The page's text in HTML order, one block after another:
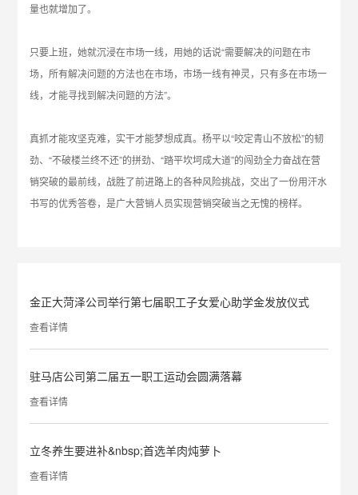
量也就增加了。
只要上班，她就沉浸在市场一线，用她的话说“需要解决的问题在市
场，所有解决问题的方法也在市场，市场一线有神灵，只有多在市场一
线，才能寻找到解决问题的方法”。
真抓才能攻坚克难，实干才能梦想成真。杨平以“咬定青山不放松”的韧
劲、“不破楼兰终不还”的拼劲、“踏平坎坷成大道”的闯劲全力奋战在营
销突破的最前线，战胜了前进路上的各种风险挑战，交出了一份用汗水
书写的优秀答卷，是广大营销人员实现营销突破当之无愧的榜样。
金正大菏泽公司举行第七届职工子女爱心助学金发放仪式
查看详情
驻马店公司第二届五一职工运动会圆满落幕
查看详情
立冬养生要进补&nbsp;首选羊肉炖萝卜
查看详情